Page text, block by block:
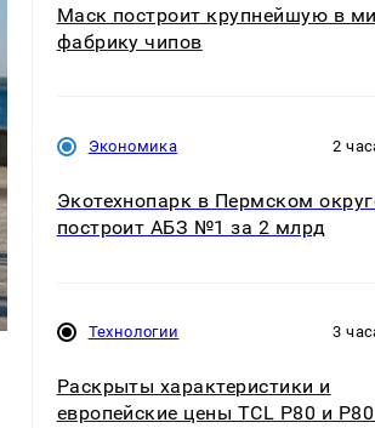
Маск построит крупнейшую в
фабрику чипов
Экономика 2
Экотехнопарк в Пермском
построит АБЗ №1 за 2 млрд
Технологии 3
Раскрыты характеристики и
европейские цены TCL P80 и